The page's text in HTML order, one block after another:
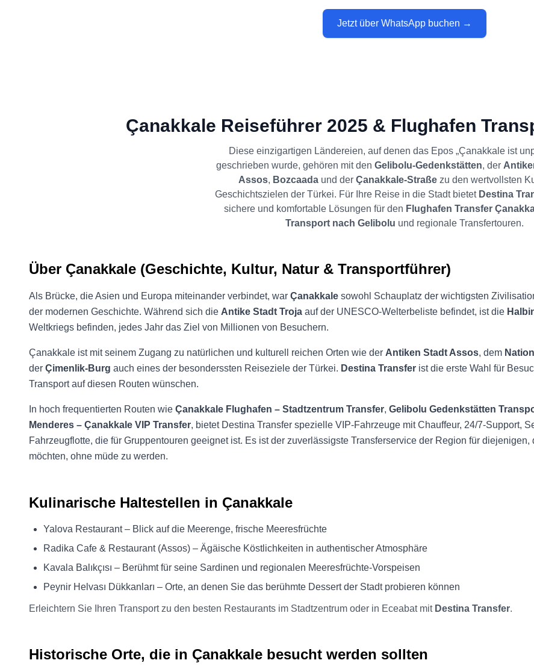
Jetzt über WhatsApp buchen →
Çanakkale Reiseführer 2025 & Flughafen
Diese einzigartigen Ländereien, auf denen das Epos „Çanakkale ist
geschrieben wurde, gehören mit den Gelibolu-Gedenkstätten, der
Assos, Bozcaadaund der Çanakkale-Straßezu den wertvollsten
Geschichtszielen der Türkei. Für Ihre Reise in die Stadt bietet Destina
sichere und komfortable Lösungen für den Flughafen Transfer
Transport nach Gelibolu und regionale Transfertouren.
Über Çanakkale (Geschichte, Kultur, Natur & Transportführer)
Als Brücke, die Asien und Europa miteinander verbindet, war Çanakkale sowohl Schauplatz der wichtigsten
der modernen Geschichte. Während sich die Antike Stadt Troja auf der UNESCO-Welterbeliste befindet, ist die
Weltkriegs befinden, jedes Jahr das Ziel von Millionen von Besuchern.
Çanakkale ist mit seinem Zugang zu natürlichen und kulturell reichen Orten wie der Antiken Stadt Assos, dem
der Çimenlik-Burg auch eines der besonderssten Reiseziele der Türkei. Destina Transfer ist die erste Wahl für
Transport auf diesen Routen wünschen.
In hoch frequentierten Routen wie Çanakkale Flughafen – Stadtzentrum Transfer, Gelibolu Gedenkstätten
Menderes – Çanakkale VIP Transfer, bietet Destina Transfer spezielle VIP-Fahrzeuge mit Chauffeur, 24/7-Support,
Fahrzeugflotte, die für Gruppentouren geeignet ist. Es ist der zuverlässigste Transferservice der Region für
möchten, ohne müde zu werden.
Kulinarische Haltestellen in Çanakkale
Yalova Restaurant – Blick auf die Meerenge, frische Meeresfrüchte
Radika Cafe & Restaurant (Assos) – Ägäische Köstlichkeiten in authentischer Atmosphäre
Kavala Balıkçısı – Berühmt für seine Sardinen und regionalen Meeresfrüchte-Vorspeisen
Peynir Helvası Dükkanları – Orte, an denen Sie das berühmte Dessert der Stadt probieren können
Erleichtern Sie Ihren Transport zu den besten Restaurants im Stadtzentrum oder in Eceabat mit Destina Transfer.
Historische Orte, die in Çanakkale besucht werden sollten